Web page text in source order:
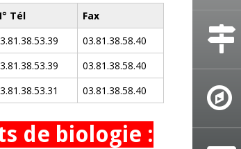
Tél
Fax
03.81.38.58.40
03.81.38.58.40
03.81.38.58.40
de biologie :